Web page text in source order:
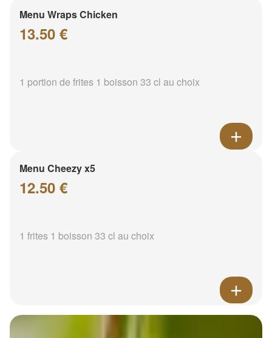
Menu Wraps Chicken
13.50 €
1 portion de frites 1 boisson 33 cl au choix
Menu Cheezy x5
12.50 €
1 frites 1 boisson 33 cl au choix